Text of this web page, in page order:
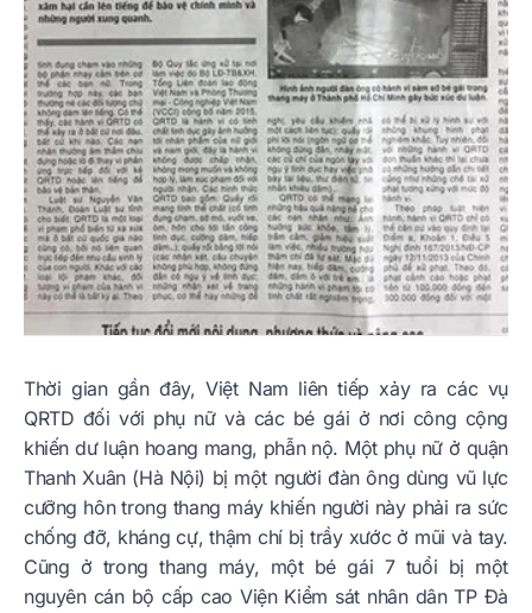
Thời gian gần đây, Việt Nam liên tiếp xảy ra các vụ
QRTD đối với phụ nữ và các bé gái ở nơi công cộng
khiến dư luận hoang mang, phẫn nộ. Một phụ nữ ở quận
Thanh Xuân (Hà Nội) bị một người đàn ông dùng vũ lực
cưỡng hôn trong thang máy khiến người này phải ra sức
chống đỡ, kháng cự, thậm chí bị trầy xước ở mũi và tay.
Cũng ở trong thang máy, một bé gái 7 tuổi bị một
nguyên cán bộ cấp cao Viện Kiểm sát nhân dân TP Đà